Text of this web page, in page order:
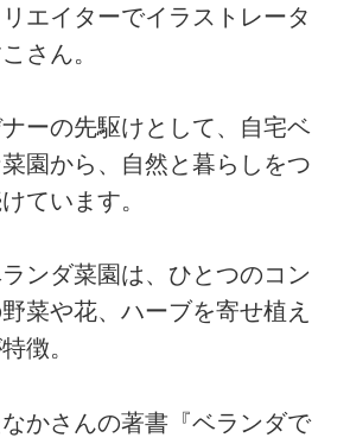
エイターでイラストレータ
さん。
ーの先駆けとして、自宅ベ
園から、自然と暮らしをつ
ています。
ンダ菜園は、ひとつのコン
菜や花、ハーブを寄せ植え
徴。
かさんの著書『ベランダで